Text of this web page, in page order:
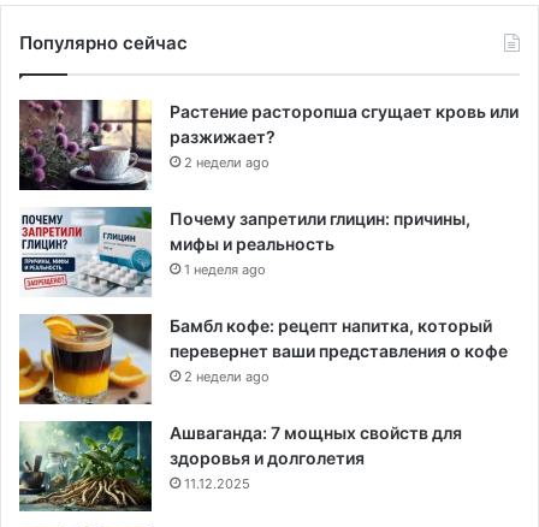
Популярно сейчас
Растение расторопша сгущает кровь или
разжижает?
2 недели ago
Почему запретили глицин: причины,
мифы и реальность
1 неделя ago
Бамбл кофе: рецепт напитка, который
перевернет ваши представления о кофе
2 недели ago
Ашваганда: 7 мощных свойств для
здоровья и долголетия
11.12.2025